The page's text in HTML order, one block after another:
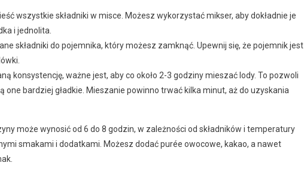
wszystkie składniki w misce. Możesz wykorzystać mikser, aby dokładnie je
i jednolita.
składniki do pojemnika, który możesz zamknąć. Upewnij się, że pojemnik jest
konsystencję, ważne jest, aby co około 2-3 godziny mieszać lody. To pozwoli
one bardziej gładkie. Mieszanie powinno trwać kilka minut, aż do uzyskania
może wynosić od 6 do 8 godzin, w zależności od składników i temperatury
smakami i dodatkami. Możesz dodać purée owocowe, kakao, a nawet